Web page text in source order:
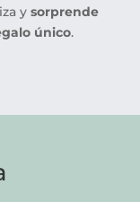
ysorprende
único.